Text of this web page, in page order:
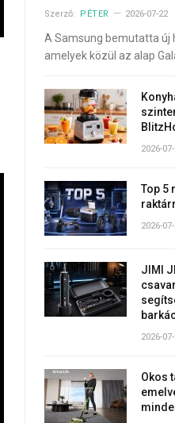
Szerző: PÉTER 2026-07-22
A Samsung bemutatta új
amelyek közül az alap
2026-
Top 5
2026-
JIMI
2026-
Okos